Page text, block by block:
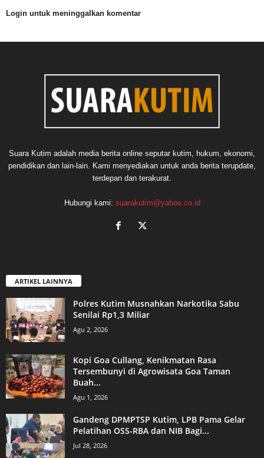
Login untuk meninggalkan komentar
Suara Kutim adalah media berita online seputar kutim, hukum, ekonomi,
pendidikan dan lain-lain. Kami menyediakan untuk anda berita terupdate,
terdepan dan terakurat.
Hubungi kami: suarakutim@yahoo.co.id
ARTIKEL LAINNYA
Polres Kutim Musnahkan Narkotika Sabu
Senilai Rp1,3 Miliar
Agu 2, 2026
Kopi Goa Cullang, Kenikmatan Rasa
Tersembunyi di Agrowisata Goa Taman
Buah...
Agu 1, 2026
Gandeng DPMPTSP Kutim, LPB Pama Gelar
Pelatihan OSS-RBA dan NIB Bagi...
Jul 28, 2026